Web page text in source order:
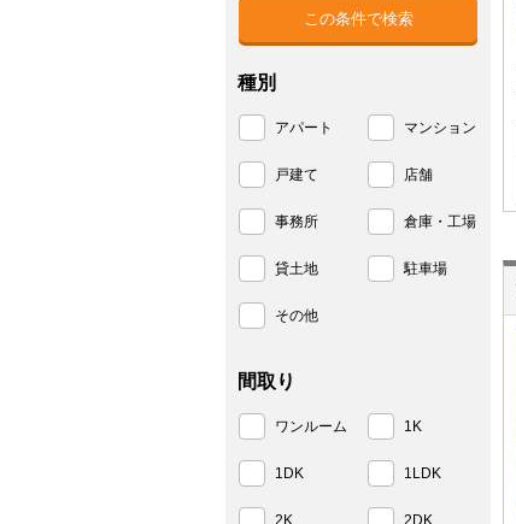
種別
アパート マンション
戸建て 店舗
事務所 倉庫・工場
貸土地 駐車場
その他
間取り
ワンルーム 1K
1DK 1LDK
2K 2DK